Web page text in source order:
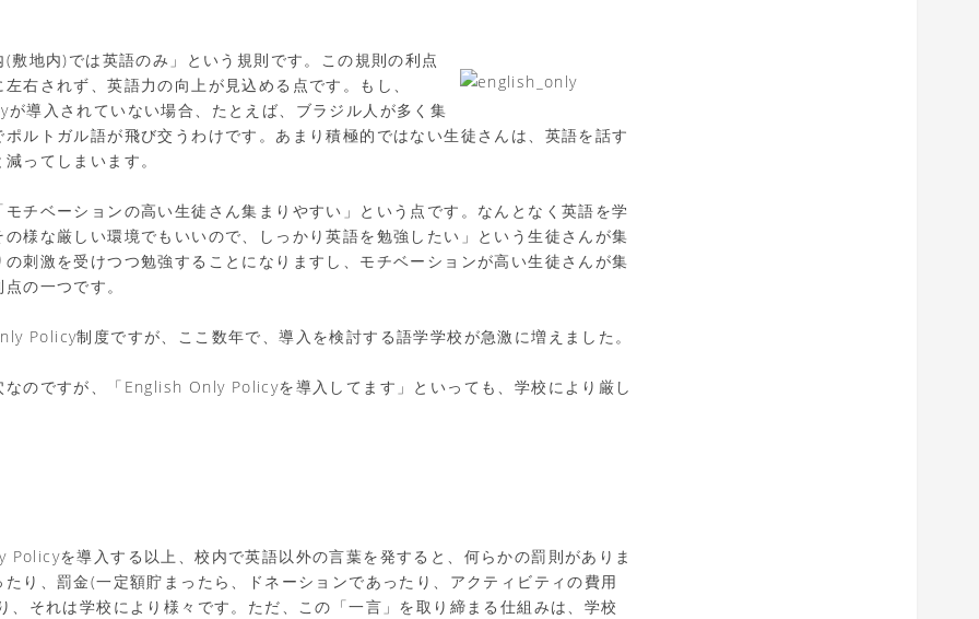
敷地内)では英語のみ」という規則です。この規則の利点
右されず、英語力の向上が見込める点です。もし、
導入されていない場合、たとえば、ブラジル人が多く集
ポルトガル語が飛び交うわけです。あまり積極的ではない生徒さんは、英語を話す
ってしまいます。
モチベーションの高い生徒さん集まりやすい」という点です。なんとなく英語を学
様な厳しい環境でもいいので、しっかり英語を勉強したい」という生徒さんが集
の刺激を受けつつ勉強することになりますし、モチベーションが高い生徒さんが集
の一つです。
Policy制度ですが、ここ数年で、導入を検討する語学学校が急激に増えました。
なのですが、「English Only Policyを導入してます」といっても、学校により厳し
を導入する以上、校内で英語以外の言葉を発すると、何らかの罰則がありま
り、罰金(一定額貯まったら、ドネーションであったり、アクティビティの費用
、それは学校により様々です。ただ、この「一言」を取り締まる仕組みは、学校